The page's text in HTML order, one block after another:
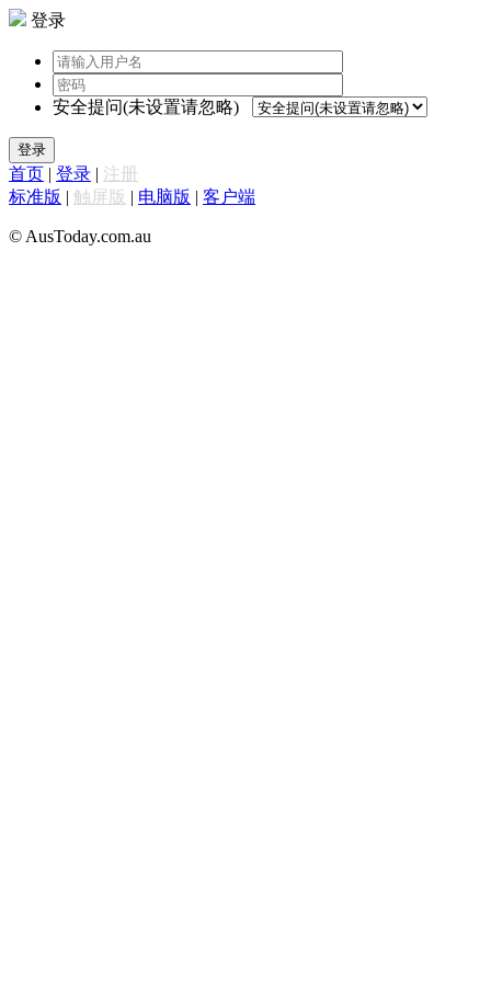
登录
安全提问(未设置请忽略)
登录
首页 | 登录 | 注册
标准版 | 触屏版 | 电脑版 | 客户端
© AusToday.com.au